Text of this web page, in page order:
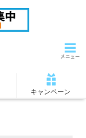
キャンペーン